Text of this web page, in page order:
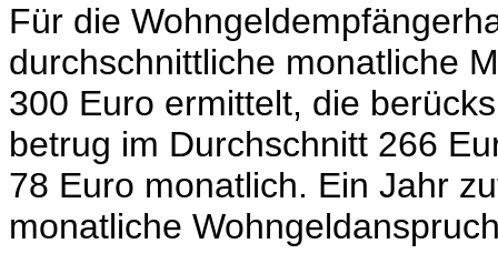
Für die
durchschnittliche monatliche
300 Euro ermittelt, die
betrug im Durchschnitt 266
78 Euro monatlich. Ein Jahr
monatliche